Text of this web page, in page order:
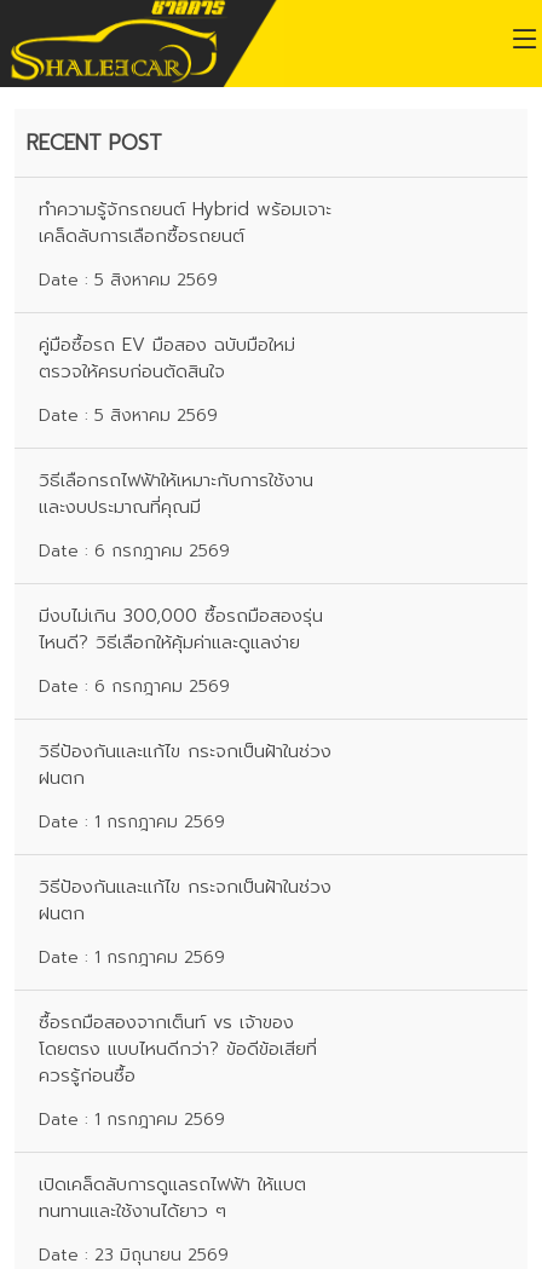
RECENT POST
ทำความรู้จักรถยนต์ Hybrid พร้อมเจาะ
เคล็ดลับการเลือกซื้อรถยนต์
Date : 5 สิงหาคม 2569
คู่มือซื้อรถ EV มือสอง ฉบับมือใหม่
ตรวจให้ครบก่อนตัดสินใจ
Date : 5 สิงหาคม 2569
วิธีเลือกรถไฟฟ้าให้เหมาะกับการใช้งาน
และงบประมาณที่คุณมี
Date : 6 กรกฎาคม 2569
มีงบไม่เกิน 300,000 ซื้อรถมือสองรุ่น
ไหนดี? วิธีเลือกให้คุ้มค่าและดูแลง่าย
Date : 6 กรกฎาคม 2569
วิธีป้องกันและแก้ไข กระจกเป็นฝ้าในช่วง
ฝนตก
Date : 1 กรกฎาคม 2569
วิธีป้องกันและแก้ไข กระจกเป็นฝ้าในช่วง
ฝนตก
Date : 1 กรกฎาคม 2569
ซื้อรถมือสองจากเต็นท์ vs เจ้าของ
โดยตรง แบบไหนดีกว่า? ข้อดีข้อเสียที่
ควรรู้ก่อนซื้อ
Date : 1 กรกฎาคม 2569
เปิดเคล็ดลับการดูแลรถไฟฟ้า ให้แบต
ทนทานและใช้งานได้ยาว ๆ
Date : 23 มิถุนายน 2569